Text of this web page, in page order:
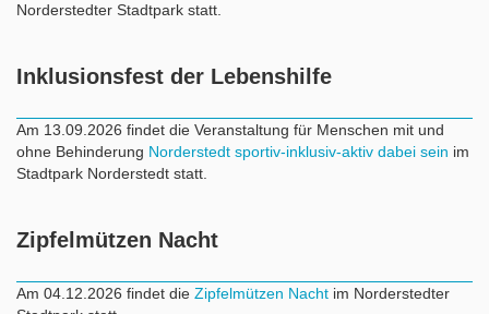
Norderstedter Stadtpark statt.
Inklusionsfest der Lebenshilfe
Am 13.09.2026 findet die Veranstaltung für Menschen mit und
ohne Behinderung Norderstedt sportiv-inklusiv-aktiv dabei sein im
Stadtpark Norderstedt statt.
Zipfelmützen Nacht
Am 04.12.2026 findet die Zipfelmützen Nacht im Norderstedter